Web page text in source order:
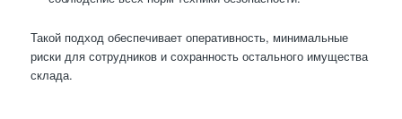
Такой подход обеспечивает оперативность, минимальные
риски для сотрудников и сохранность остального имущества
склада.